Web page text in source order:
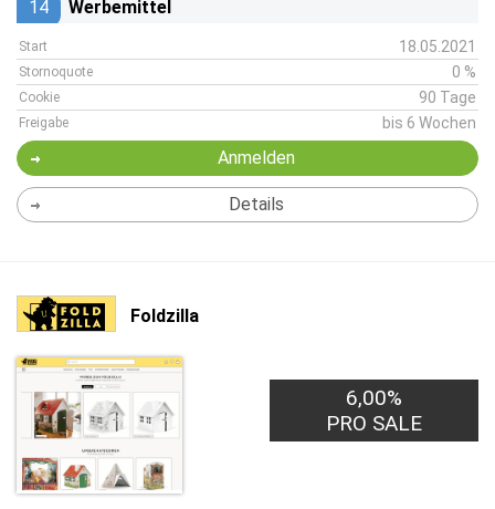
14 Werbemittel
Start 18.05.2021
Stornoquote 0 %
Cookie 90 Tage
Freigabe bis 6 Wochen
Anmelden
Details
Foldzilla
6,00%
PRO SALE